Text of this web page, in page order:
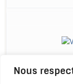
Nous